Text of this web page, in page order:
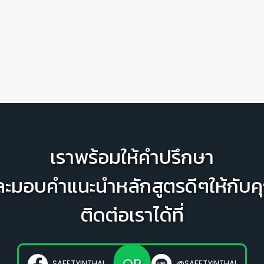
เราพร้อมให้คำปรึกษา
มอบคำแนะนำหลักสูตรดีๆให้กั
ติดต่อเราได้ที่